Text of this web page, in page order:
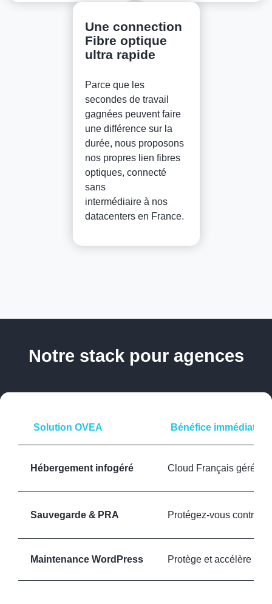
Une connection
Fibre optique
ultra rapide
Parce que les
secondes de travail
gagnées peuvent faire
une différence sur la
durée, nous proposons
nos propres lien fibres
optiques, connecté
sans
intermédiaire à nos
datacenters en France.
Notre stack pour agences
Solution OVEA Bénéfice immédiat
Hébergement infogéré Cloud Français géré à
Sauvegarde & PRA Protégez-vous contre
Maintenance WordPress Protège et accélère les